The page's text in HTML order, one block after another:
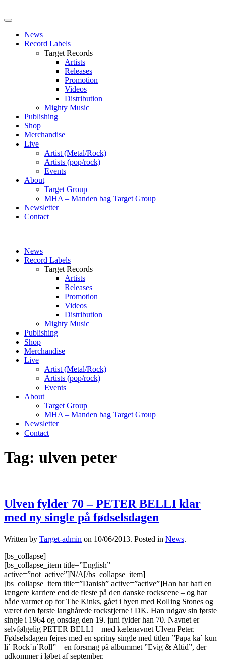
News
Record Labels
Target Records
Artists
Releases
Promotion
Videos
Distribution
Mighty Music
Publishing
Shop
Merchandise
Live
Artist (Metal/Rock)
Artists (pop/rock)
Events
About
Target Group
MHA – Manden bag Target Group
Newsletter
Contact
News
Record Labels
Target Records
Artists
Releases
Promotion
Videos
Distribution
Mighty Music
Publishing
Shop
Merchandise
Live
Artist (Metal/Rock)
Artists (pop/rock)
Events
About
Target Group
MHA – Manden bag Target Group
Newsletter
Contact
Tag: ulven peter
Ulven fylder 70 – PETER BELLI klar
med ny single på fødselsdagen
Written by Target-admin on 10/06/2013. Posted in News.
[bs_collapse]
[bs_collapse_item title=”English”
active=”not_active”]N/A[/bs_collapse_item]
[bs_collapse_item title=”Danish” active=”active”]Han har haft en
længere karriere end de fleste på den danske rockscene – og har
både varmet op for The Kinks, gået i byen med Rolling Stones og
været den første langhårede rockstjerne i DK. Han udgav sin første
single i 1964 og onsdag den 19. juni fylder han 70. Navnet er
selvfølgelig PETER BELLI – med kælenavnet Ulven Peter.
Fødselsdagen fejres med en spritny single med titlen ”Papa ka´ kun
li´ Rock´n´Roll” – en forsmag på albummet ”Evig & Altid”, der
udkommer i løbet af september.